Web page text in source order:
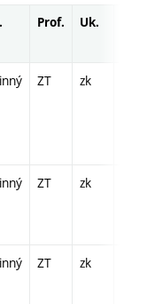
Prof. Uk.
ZT zk
ZT zk
ZT zk